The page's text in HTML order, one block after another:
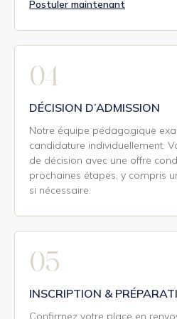
Postuler maintenant
04
DÉCISION D’ADMISSION
Notre équipe pédagogique
candidature individuellement.
de décision avec une offre
prochaines étapes, y compris
si nécessaire.
05
INSCRIPTION &
Confirmez votre place en